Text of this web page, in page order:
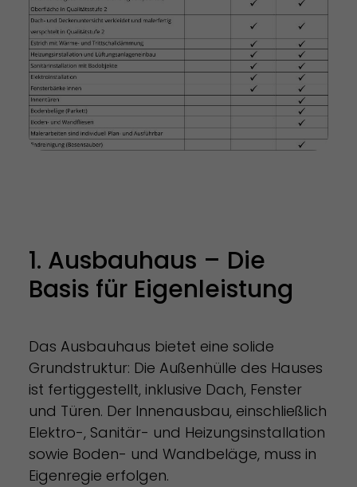
1. Ausbauhaus – Die
Basis für Eigenleistung
Das Ausbauhaus bietet eine solide
Grundstruktur: Die Außenhülle des Hauses
ist fertiggestellt, inklusive Dach, Fenster
und Türen. Der Innenausbau, einschließlich
Elektro-, Sanitär- und Heizungsinstallation
sowie Boden- und Wandbeläge, muss in
Eigenregie erfolgen.